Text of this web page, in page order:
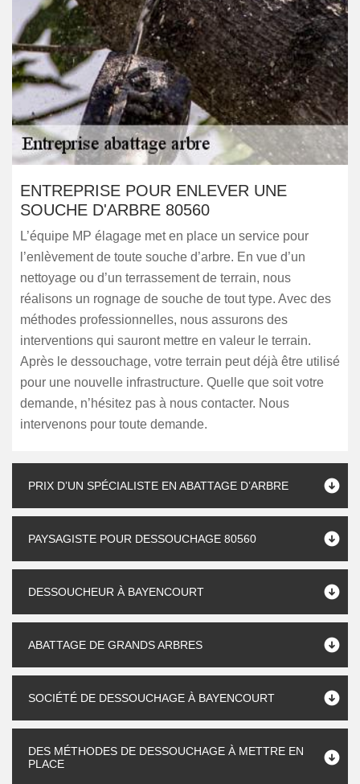
ENTREPRISE POUR ENLEVER UNE
SOUCHE D'ARBRE 80560
L’équipe MP élagage met en place un service pour
l’enlèvement de toute souche d’arbre. En vue d’un
nettoyage ou d’un terrassement de terrain, nous
réalisons un rognage de souche de tout type. Avec des
méthodes professionnelles, nous assurons des
interventions qui sauront mettre en valeur le terrain.
Après le dessouchage, votre terrain peut déjà être utilisé
pour une nouvelle infrastructure. Quelle que soit votre
demande, n’hésitez pas à nous contacter. Nous
intervenons pour toute demande.
PRIX D’UN SPÉCIALISTE EN ABATTAGE D’ARBRE
PAYSAGISTE POUR DESSOUCHAGE 80560
DESSOUCHEUR À BAYENCOURT
ABATTAGE DE GRANDS ARBRES
SOCIÉTÉ DE DESSOUCHAGE À BAYENCOURT
DES MÉTHODES DE DESSOUCHAGE À METTRE EN
PLACE